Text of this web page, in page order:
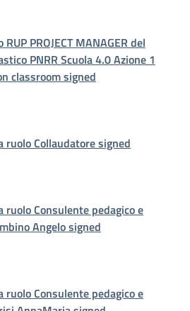
PROJECT MANAGER del
PNRR Scuola 4.0 Azione 1
classroom signed
ruolo Collaudatore signed
ruolo Consulente pedagico e
Angelo signed
ruolo Consulente pedagico e